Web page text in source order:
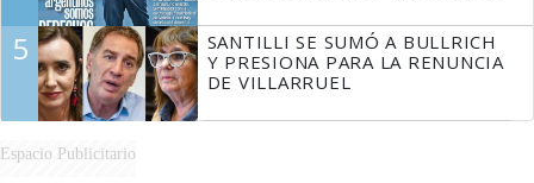
5
SANTILLI SE SUMÓ A BULLRICH
Y PRESIONA PARA LA RENUNCIA
DE VILLARRUEL
Espacio Publicitario